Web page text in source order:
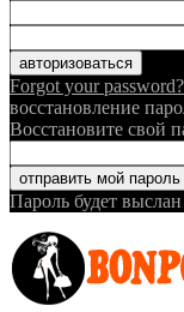
Forgot your
восстановление
Восстановите свой
Пароль будет